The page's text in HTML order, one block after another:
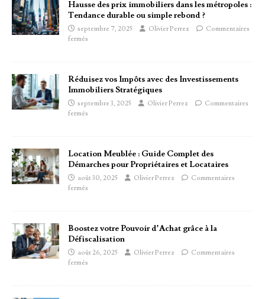
Hausse des prix immobiliers dans les métropoles :
Tendance durable ou simple rebond ?
septembre 7, 2025 Olivier Perrez
Commentaires
fermés
Réduisez vos Impôts avec des Investissements
Immobiliers Stratégiques
septembre 3, 2025 Olivier Perrez
Commentaires
fermés
Location Meublée : Guide Complet des
Démarches pour Propriétaires et Locataires
août 30, 2025 Olivier Perrez
Commentaires
fermés
Boostez votre Pouvoir d’Achat grâce à la
Défiscalisation
août 26, 2025 Olivier Perrez
Commentaires
fermés